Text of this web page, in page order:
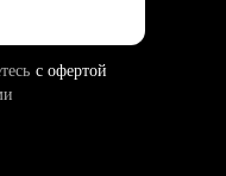
с офертой